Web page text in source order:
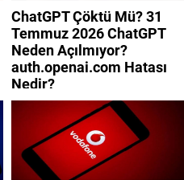
ChatGPT Çöktü Mü? 31
Temmuz 2026 ChatGPT
Neden Açılmıyor?
auth.openai.com Hatası
Nedir?